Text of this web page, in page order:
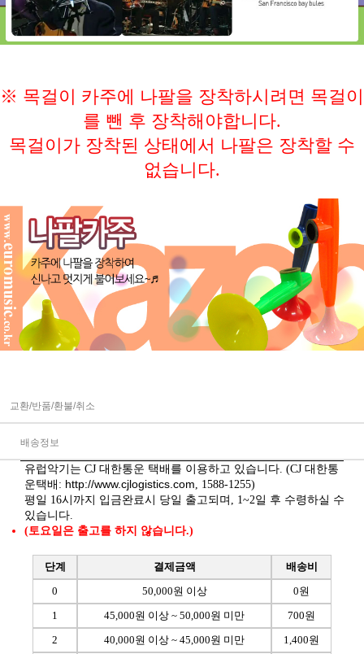
※ 목걸이 카주에 나팔을 장착하시려면 목걸이
를 뺀 후 장착해야합니다.
목걸이가 장착된 상태에서 나팔은 장착할 수
없습니다.
교환/반품/환불/취소
배송정보
유럽악기는 CJ 대한통운 택배를 이용하고 있습니다. (CJ 대한통
운택배: http://www.cjlogistics.com, 1588-1255)
평일 16시까지 입금완료시 당일 출고되며, 1~2일 후 수령하실 수
있습니다.
(토요일은 출고를 하지 않습니다.)
단계 결제금액
배송비
0
50,000원 이상
0원
1
45,000원 이상 ~ 50,000원 미만
700원
2
40,000원 이상 ~ 45,000원 미만
1,400원